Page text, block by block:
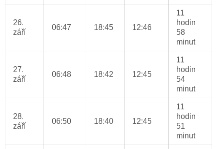
26.
září
06:47 18:45 12:46
11
hodin
58
minut
27.
září
06:48 18:42 12:45
11
hodin
54
minut
28.
září
06:50 18:40 12:45
11
hodin
51
minut